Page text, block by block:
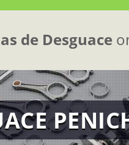
de Desguace